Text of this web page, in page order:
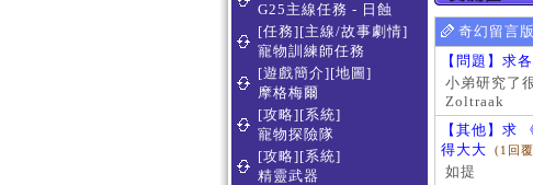
G25主線任務 - 日蝕
[任務][主線/故事劇情]
寵物訓練師任務
[遊戲簡介][地圖]
摩格梅爾
[攻略][系統]
寵物探險隊
[攻略][系統]
精靈武器
奇幻留言版
【問題】求
小弟研究了
Zoltraak
【其他】求
得大大
(1回
如提